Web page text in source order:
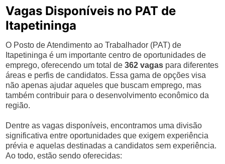
Vagas Disponíveis no PAT de
Itapetininga
O Posto de Atendimento ao Trabalhador (PAT) de
Itapetininga é um importante centro de oportunidades de
emprego, oferecendo um total de362 vagas para diferentes
áreas e perfis de candidatos. Essa gama de opções visa
não apenas ajudar aqueles que buscam emprego, mas
também contribuir para o desenvolvimento econômico da
região.
Dentre as vagas disponíveis, encontramos uma divisão
significativa entre oportunidades que exigem experiência
prévia e aquelas destinadas a candidatos sem experiência.
Ao todo, estão sendo oferecidas: